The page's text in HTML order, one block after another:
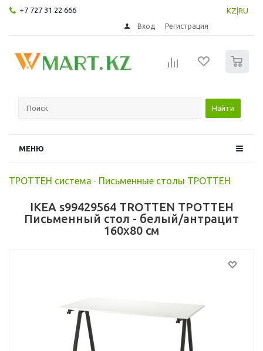
+7 727 31 22 666 KZ RU
Вход Регистрация
Найти
МЕНЮ
ТРОТТЕН система - Письменные столы ТРОТТЕН
IKEA s99429564 TROTTEN ТРОТТЕН
Письменный стол - белый/антрацит
160x80 см